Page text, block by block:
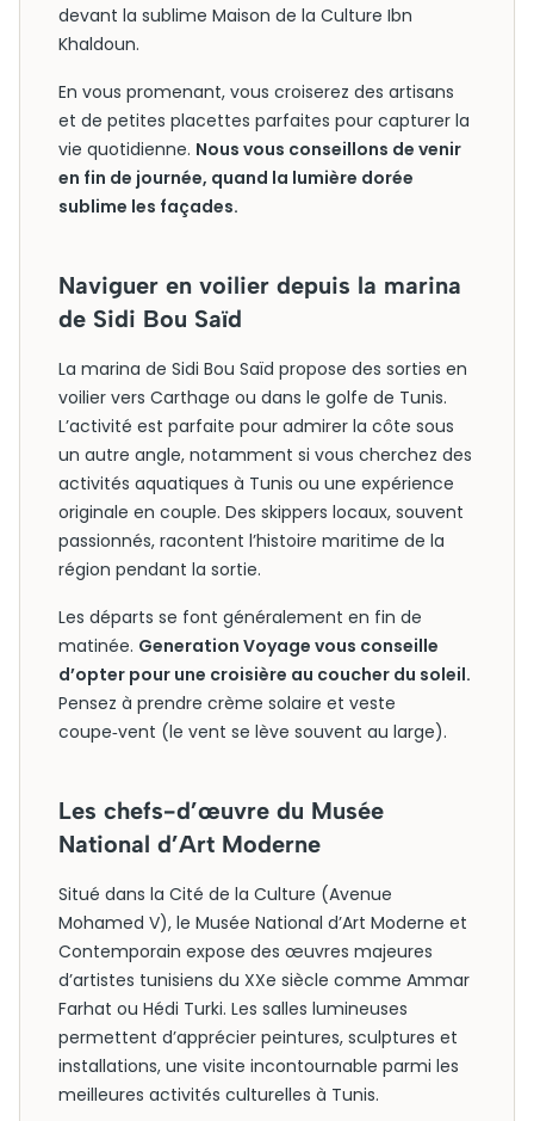
devant la sublime Maison de la Culture Ibn
Khaldoun.
En vous promenant, vous croiserez des artisans
et de petites placettes parfaites pour capturer la
vie quotidienne. Nous vous conseillons de venir
en fin de journée, quand la lumière dorée
sublime les façades.
Naviguer en voilier depuis la marina
de Sidi Bou Saïd
La marina de Sidi Bou Saïd propose des sorties en
voilier vers Carthage ou dans le golfe de Tunis.
L’activité est parfaite pour admirer la côte sous
un autre angle, notamment si vous cherchez des
activités aquatiques à Tunis ou une expérience
originale en couple. Des skippers locaux, souvent
passionnés, racontent l’histoire maritime de la
région pendant la sortie.
Les départs se font généralement en fin de
matinée. Generation Voyage vous conseille
d’opter pour une croisière au coucher du soleil.
Pensez à prendre crème solaire et veste
coupe‑vent (le vent se lève souvent au large).
Les chefs-d’œuvre du Musée
National d’Art Moderne
Situé dans la Cité de la Culture (Avenue
Mohamed V), le Musée National d’Art Moderne et
Contemporain expose des œuvres majeures
d’artistes tunisiens du XXe siècle comme Ammar
Farhat ou Hédi Turki. Les salles lumineuses
permettent d’apprécier peintures, sculptures et
installations, une visite incontournable parmi les
meilleures activités culturelles à Tunis.